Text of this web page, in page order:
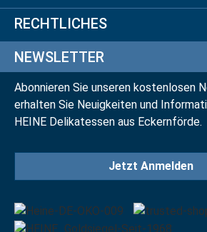
RECHTLICHES
NEWSLETTER
Abonnieren Sie unseren kostenlosen
erhalten Sie Neuigkeiten und
HEINE Delikatessen aus Eckernförde.
Jetzt Anmelden